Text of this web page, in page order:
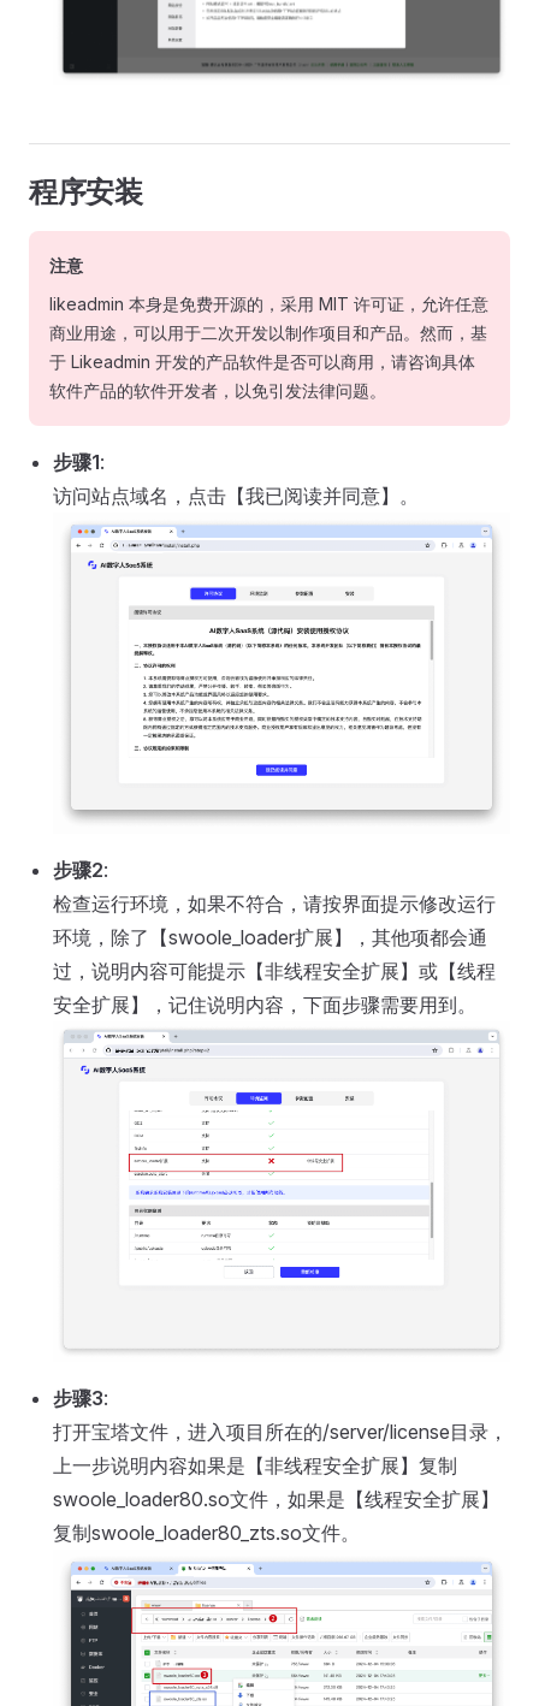
程序安装
注意
likeadmin 本身是免费开源的，采用 MIT 许可证，允许任意
商业用途，可以用于二次开发以制作项目和产品。然而，基
于 Likeadmin 开发的产品软件是否可以商用，请咨询具体
软件产品的软件开发者，以免引发法律问题。
步骤1:
访问站点域名，点击【我已阅读并同意】。
步骤2:
检查运行环境，如果不符合，请按界面提示修改运行
环境，除了【swoole_loader扩展】，其他项都会通
过，说明内容可能提示【非线程安全扩展】或【线程
安全扩展】，记住说明内容，下面步骤需要用到。
步骤3:
打开宝塔文件，进入项目所在的/server/license目录，
上一步说明内容如果是【非线程安全扩展】复制
swoole_loader80.so文件，如果是【线程安全扩展】
复制swoole_loader80_zts.so文件。